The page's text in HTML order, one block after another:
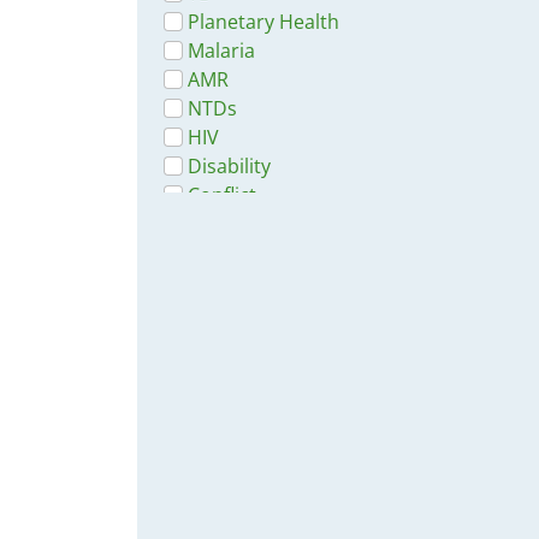
Acción contra el Hambre España
Agencia Espanola de Cooperatión
International para el Desarrollo
C. P. Fernández
C. Servili
Dr. J. M. Caldas de Almeida
Dr. V. A. Basauri
Planetary Health
Malaria
AMR
NTDs
HIV
Disability
Conflict